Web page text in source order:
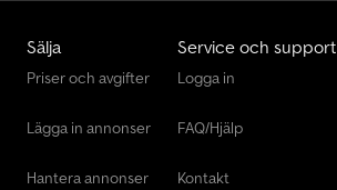
Sälja
Priser och avgifter
Lägga in annonser
Hantera annonser
Service och support
Logga in
FAQ/Hjälp
Kontakt